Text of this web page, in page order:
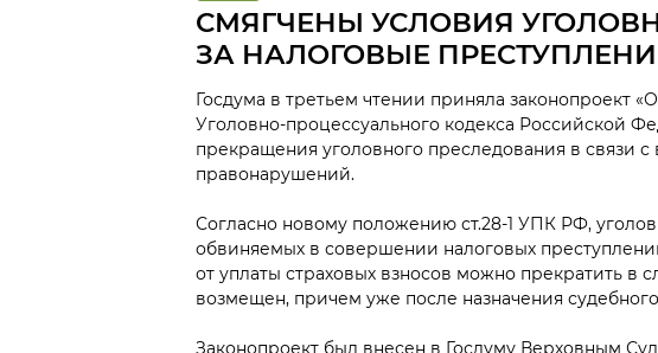
СМЯГЧЕНЫ УСЛОВИЯ
ЗА НАЛОГОВЫЕ
Госдума в третьем чтении приняла законопроект
Уголовно-процессуального кодекса Российской
прекращения уголовного преследования в связи
правонарушений.
Согласно новому положению ст.28-1 УПК РФ,
обвиняемых в совершении налоговых
от уплаты страховых взносов можно прекратить в
возмещен, причем уже после назначения
Законопроект был внесен в Госдуму Верховным